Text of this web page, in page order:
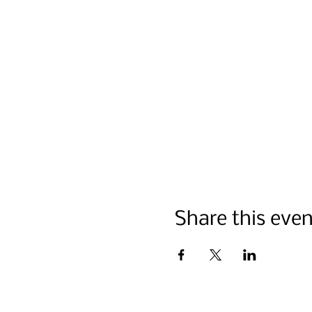
Share this